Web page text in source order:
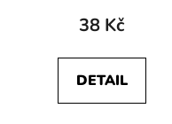
38 Kč
DETAIL